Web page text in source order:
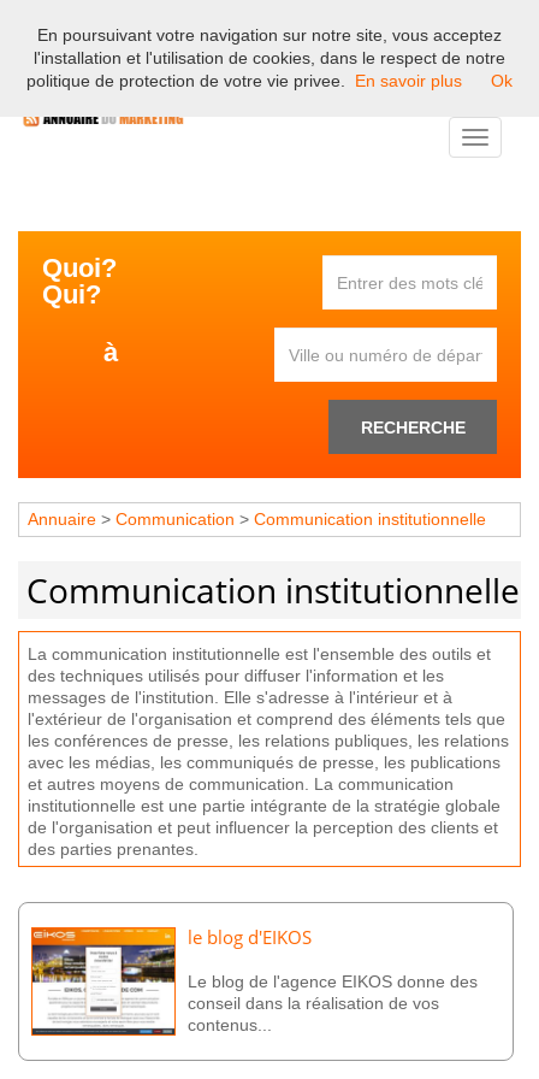
Bienvenue sur l'annuaire professionnel du marketing et de la
communication en France.
Toggle
Quoi?
Qui?
à
RECHERCHE
Annuaire > Communication > Communication institutionnelle
Communication institutionnelle
La communication institutionnelle est l'ensemble des outils et
des techniques utilisés pour diffuser l'information et les
messages de l'institution Elle s'adresse à l'intérieur et à
l'extérieur de l'organisation et comprend des éléments tels que
les conférences de presse les relations publiques les relations
avec les médias les communiqués de presse les publications
et autres moyens de communication La communication
institutionnelle est une partie intégrante de la stratégie globale
de l'organisation et peut influencer la perception des clients et
des parties prenantes
le blog d'EIKOS
Le blog de l'agence EIKOS donne des
conseil dans la réalisation de vos
contenus...
En poursuivant votre navigation sur notre site, vous acceptez
l'installation et l'utilisation de cookies, dans le respect de notre
politique de protection de votre vie privee.
En savoir plus Ok